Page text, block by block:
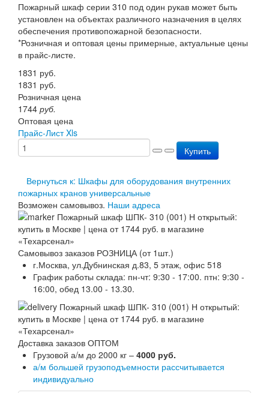
Перезарядка
Перезарядка ОП
Перезарядка ОУ
Перезарядка ОВП
Доставка
Оплата
Гарантии
О нас
Статьи
Публичная оферта
Сертификаты
Вопрос-Ответ
Контакты
Пожарный шкаф серии 310 под один рукав может быть
установлен на объектах различного назначения в целях
обеспечения противопожарной безопасности.
*Розничная и оптовая цены примерные, актуальные цены
в прайс-листе.
1831 руб.
1831 руб.
Розничная цена
1744 руб.
Оптовая цена
Прайс-Лист Xls
Купить
Вернуться к: Шкафы для оборудования внутренних
пожарных кранов универсальные
Возможен самовывоз. Наши адреса
Самовывоз заказов РОЗНИЦА (от 1шт.)
г.Москва, ул.Дубнинская д.83, 5 этаж, офис 518
График работы склада: пн-чт: 9:30 - 17:00. птн: 9:30 -
16:00, обед 13.00 - 13.30.
Доставка заказов ОПТОМ
Грузовой а/м до 2000 кг – 4000 руб.
а/м большей грузоподъемности рассчитывается
индивидуально